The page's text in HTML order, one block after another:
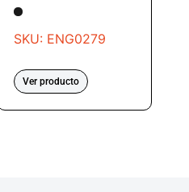
SKU: ENG0279
Ver producto